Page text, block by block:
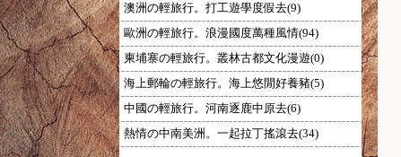
澳洲の輕旅行。打工遊學度假去(9)
歐洲の輕旅行。浪漫國度萬種風情(94)
柬埔寨の輕旅行。叢林古都文化漫遊(0)
海上郵輪の輕旅行。海上悠閒好養豬(5)
中國の輕旅行。河南逐鹿中原去(6)
熱情の中南美洲。一起拉丁搖滾去(34)